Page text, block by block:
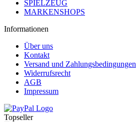
SPIELZEUG
MARKENSHOPS
Informationen
Über uns
Kontakt
Versand und Zahlungsbedingungen
Widerrufsrecht
AGB
Impressum
Topseller